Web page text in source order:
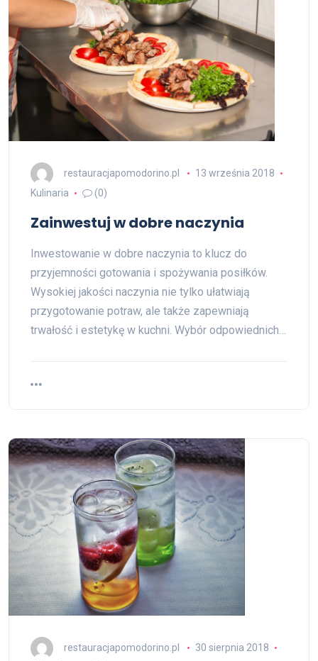
restauracjapomodorino.pl
13 września 2018
Kulinaria
(0)
Zainwestuj w dobre naczynia
Inwestowanie w dobre naczynia to klucz do
przyjemności gotowania i spożywania posiłków.
Wysokiej jakości naczynia nie tylko ułatwiają
przygotowanie potraw, ale także zapewniają
trwałość i estetykę w kuchni. Wybór odpowiednich…
restauracjapomodorino.pl
30 sierpnia 2018